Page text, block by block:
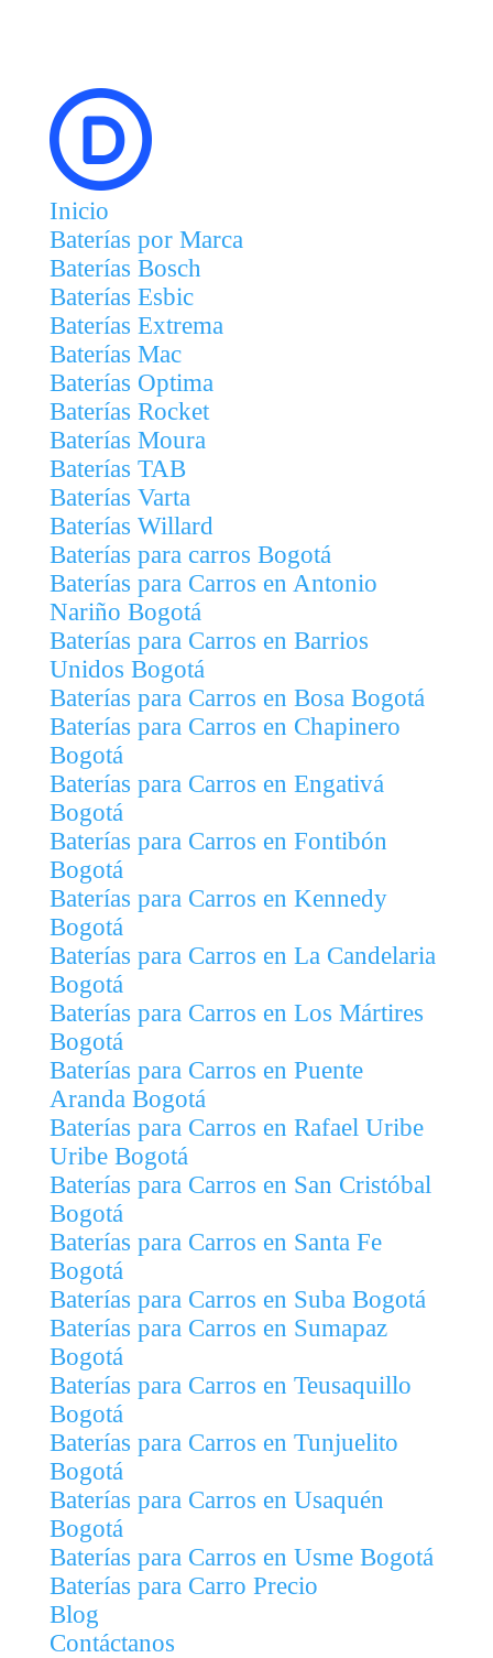
Inicio
Baterías por Marca
Baterías Bosch
Baterías Esbic
Baterías Extrema
Baterías Mac
Baterías Optima
Baterías Rocket
Baterías Moura
Baterías TAB
Baterías Varta
Baterías Willard
Baterías para carros Bogotá
Baterías para Carros en Antonio
Nariño Bogotá
Baterías para Carros en Barrios
Unidos Bogotá
Baterías para Carros en Bosa Bogotá
Baterías para Carros en Chapinero
Bogotá
Baterías para Carros en Engativá
Bogotá
Baterías para Carros en Fontibón
Bogotá
Baterías para Carros en Kennedy
Bogotá
Baterías para Carros en La Candelaria
Bogotá
Baterías para Carros en Los Mártires
Bogotá
Baterías para Carros en Puente
Aranda Bogotá
Baterías para Carros en Rafael Uribe
Uribe Bogotá
Baterías para Carros en San Cristóbal
Bogotá
Baterías para Carros en Santa Fe
Bogotá
Baterías para Carros en Suba Bogotá
Baterías para Carros en Sumapaz
Bogotá
Baterías para Carros en Teusaquillo
Bogotá
Baterías para Carros en Tunjuelito
Bogotá
Baterías para Carros en Usaquén
Bogotá
Baterías para Carros en Usme Bogotá
Baterías para Carro Precio
Blog
Contáctanos